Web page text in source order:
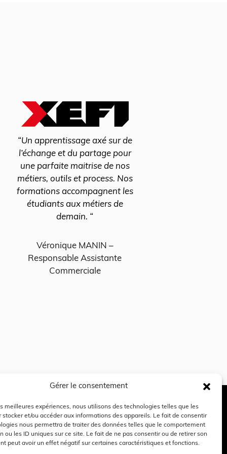
Gérer le consentement
meilleures expériences, nous utilisons des technologies telles que les
stocker et/ou accéder aux informations des appareils. Le fait de consentir
nous permettra de traiter des données telles que le comportement
ou les ID uniques sur ce site. Le fait de ne pas consentir ou de retirer son
peut avoir un effet négatif sur certaines caractéristiques et fonctions.
“Un apprentissage axé sur de
l’échange et du partage pour
une parfaite maitrise de nos
métiers, outils et process. Nos
formations accompagnent les
étudiants aux métiers de
demain. “
Véronique MANIN –
Responsable Assistante
Commerciale
04 72 01 04 20